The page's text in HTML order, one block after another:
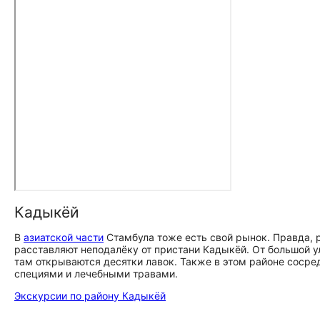
Кадыкёй
В азиатской части Стамбула тоже есть свой рынок. Правда,
расставляют неподалёку от пристани Кадыкёй. От
там открываются десятки лавок. Также в этом районе
специями и лечебными травами.
Экскурсии по району Кадыкёй